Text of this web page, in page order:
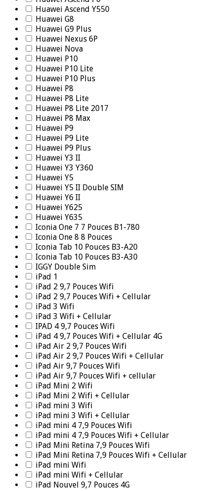
Huawei Ascend Y550
Huawei G8
Huawei G9 Plus
Huawei Nexus 6P
Huawei Nova
Huawei P10
Huawei P10 Lite
Huawei P10 Plus
Huawei P8
Huawei P8 Lite
Huawei P8 Lite 2017
Huawei P8 Max
Huawei P9
Huawei P9 Lite
Huawei P9 Plus
Huawei Y3 II
Huawei Y3 Y360
Huawei Y5
Huawei Y5 II Double SIM
Huawei Y6 II
Huawei Y625
Huawei Y635
Iconia One 7 7 Pouces B1-780
Iconia One 8 8 Pouces
Iconia Tab 10 Pouces B3-A20
Iconia Tab 10 Pouces B3-A30
IGGY Double Sim
iPad 1
iPad 2 9,7 Pouces Wifi
iPad 2 9,7 Pouces Wifi + Cellular
iPad 3 Wifi
iPad 3 Wifi + Cellular
IPAD 4 9,7 Pouces Wifi
iPad 4 9,7 Pouces Wifi + Cellular 4G
iPad Air 2 9,7 Pouces Wifi
iPad Air 2 9,7 Pouces Wifi + Cellular
iPad Air 9,7 Pouces Wifi
iPad Air 9,7 Pouces Wifi + cellular
iPad Mini 2 Wifi
iPad Mini 2 Wifi + Cellular
iPad mini 3 Wifi
iPad mini 3 Wifi + Cellular
iPad mini 4 7,9 Pouces Wifi
iPad mini 4 7,9 Pouces Wifi + Cellular
iPad Mini Retina 7,9 Pouces Wifi
iPad Mini Retina 7,9 Pouces Wifi + Cellular
iPad mini Wifi
iPad mini Wifi + Cellular
iPad Nouvel 9,7 Pouces 4G